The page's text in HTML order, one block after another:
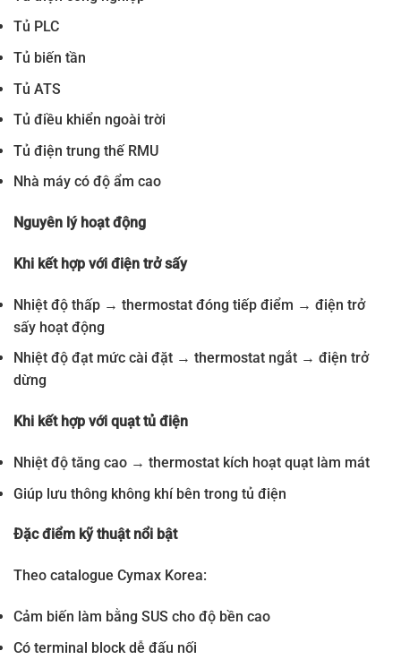
Tủ PLC
Tủ biến tần
Tủ ATS
Tủ điều khiển ngoài trời
Tủ điện trung thế RMU
Nhà máy có độ ẩm cao
Nguyên lý hoạt động
Khi kết hợp với điện trở sấy
Nhiệt độ thấp → thermostat đóng tiếp điểm → điện trở
sấy hoạt động
Nhiệt độ đạt mức cài đặt → thermostat ngắt → điện trở
dừng
Khi kết hợp với quạt tủ điện
Nhiệt độ tăng cao → thermostat kích hoạt quạt làm mát
Giúp lưu thông không khí bên trong tủ điện
Đặc điểm kỹ thuật nổi bật
Theo catalogue Cymax Korea:
Cảm biến làm bằng SUS cho độ bền cao
Có terminal block dễ đấu nối